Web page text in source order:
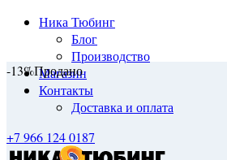
Ника Тюбинг
Блог
Производство
Магазин
Контакты
Доставка и оплата
+7 966 124 0187
-13%Продано